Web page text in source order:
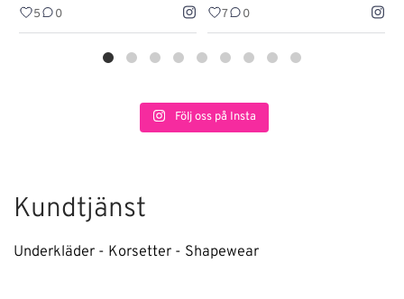
5 0 7 0
Följ oss på Insta
Kundtjänst
Underkläder - Korsetter - Shapewear